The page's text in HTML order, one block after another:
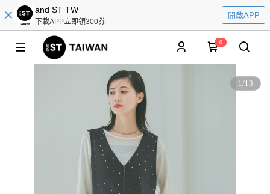
and ST TW
下載APP立即領300券
開啟APP
0
1/13